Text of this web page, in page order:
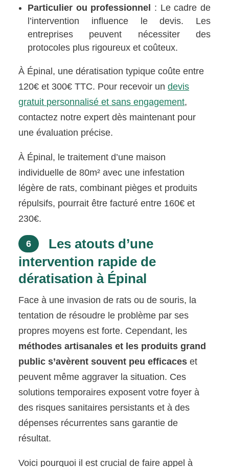
Particulier ou professionnel : Le cadre de
l’intervention influence le devis. Les
entreprises peuvent nécessiter des
protocoles plus rigoureux et coûteux.
À Épinal, une dératisation typique coûte entre
120€ et 300€ TTC. Pour recevoir undevis
gratuit personnalisé et sans engagement,
contactez notre expert dès maintenant pour
une évaluation précise.
À Épinal, le traitement d’une maison
individuelle de 80m² avec une infestation
légère de rats, combinant pièges et produits
répulsifs, pourrait être facturé entre 160€ et
230€.
6
Les atouts d’une
intervention rapide de
dératisation à Épinal
Face à une invasion de rats ou de souris, la
tentation de résoudre le problème par ses
propres moyens est forte. Cependant, les
méthodes artisanales et les produits grand
public s’avèrent souvent peu efficaces et
peuvent même aggraver la situation. Ces
solutions temporaires exposent votre foyer à
des risques sanitaires persistants et à des
dépenses récurrentes sans garantie de
résultat.
Voici pourquoi il est crucial de faire appel à